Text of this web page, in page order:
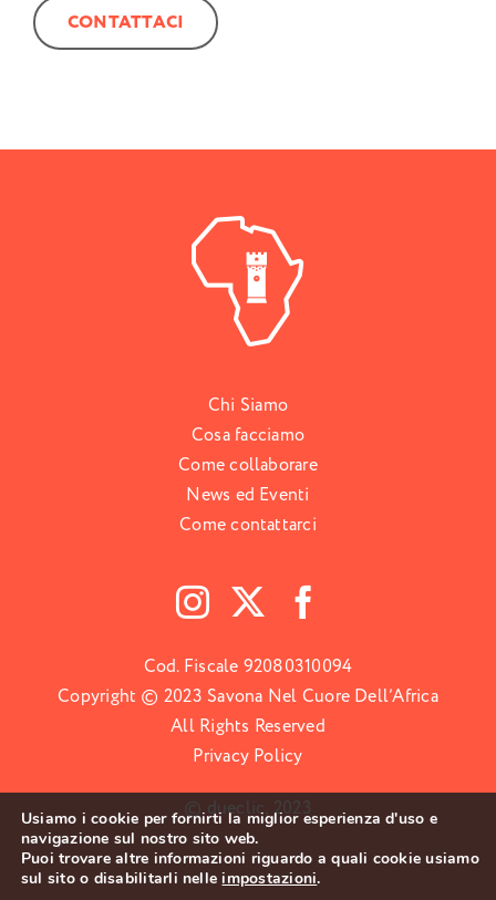
CONTATTACI
Chi Siamo
Cosa facciamo
Come collaborare
News ed Eventi
Come contattarci
Cod. Fiscale 92080310094
Copyright © 2023 Savona Nel Cuore Dell’Africa
All Rights Reserved
Privacy Policy
© dueclic, 2023
Usiamo i cookie per fornirti la miglior esperienza d'uso e
navigazione sul nostro sito web.
Puoi trovare altre informazioni riguardo a quali cookie usiamo
sul sito o disabilitarli nelleimpostazioni.